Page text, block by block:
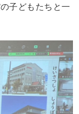
子どもたちと一